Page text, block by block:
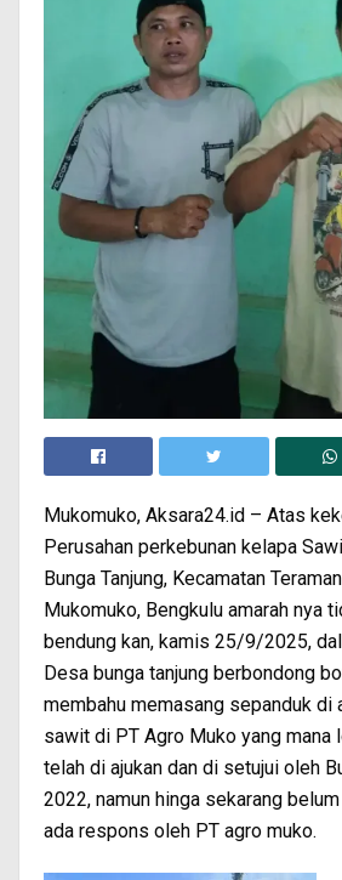
Mukomuko, Aksara24.id – Atas
Perusahan perkebunan kelapa
Bunga Tanjung, Kecamatan
Mukomuko, Bengkulu amarah nya
bendung kan, kamis 25/9/2025,
Desa bunga tanjung berbondong
membahu memasang sepanduk di
sawit di PT Agro Muko yang mana
telah di ajukan dan di setujui oleh
2022, namun hinga sekarang
ada respons oleh PT agro muko.